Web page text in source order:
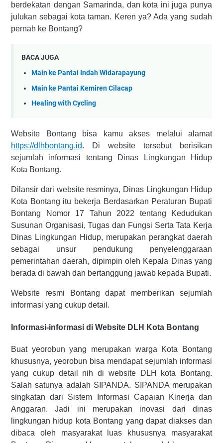
berdekatan dengan Samarinda, dan kota ini juga punya
julukan sebagai kota taman. Keren ya? Ada yang sudah
pernah ke Bontang?
BACA JUGA
Main ke Pantai Indah Widarapayung
Main ke Pantai Kemiren Cilacap
Healing with Cycling
Website Bontang bisa kamu akses melalui alamat
https://dlhbontang.id. Di website tersebut berisikan
sejumlah informasi tentang Dinas Lingkungan Hidup
Kota Bontang.
Dilansir dari website resminya, Dinas Lingkungan Hidup
Kota Bontang itu bekerja Berdasarkan Peraturan Bupati
Bontang Nomor 17 Tahun 2022 tentang Kedudukan
Susunan Organisasi, Tugas dan Fungsi Serta Tata Kerja
Dinas Lingkungan Hidup, merupakan perangkat daerah
sebagai unsur pendukung penyelenggaraan
pemerintahan daerah, dipimpin oleh Kepala Dinas yang
berada di bawah dan bertanggung jawab kepada Bupati.
Website resmi Bontang dapat memberikan sejumlah
informasi yang cukup detail.
Informasi-informasi di Website DLH Kota Bontang
Buat yeorobun yang merupakan warga Kota Bontang
khususnya, yeorobun bisa mendapat sejumlah informasi
yang cukup detail nih di website DLH kota Bontang.
Salah satunya adalah SIPANDA. SIPANDA merupakan
singkatan dari Sistem Informasi Capaian Kinerja dan
Anggaran. Jadi ini merupakan inovasi dari dinas
lingkungan hidup kota Bontang yang dapat diakses dan
dibaca oleh masyarakat luas khususnya masyarakat